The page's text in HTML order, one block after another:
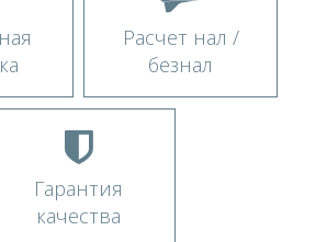
Расчет нал /
безнал
Гарантия
качества